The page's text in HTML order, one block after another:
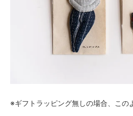
※ギフトラッピング無しの場合、この